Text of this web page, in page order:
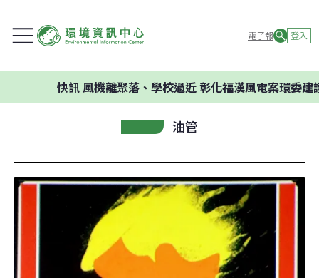
電子報 登入
風機離聚落、學校過近 彰化福漢風電案環委建議不應開
油管